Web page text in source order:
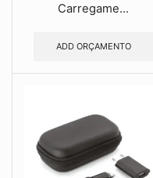
Carregame...
ADD ORÇAMENTO